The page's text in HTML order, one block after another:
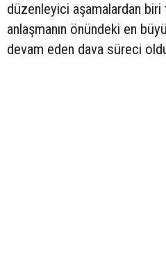
düzenleyici aşamalardan biri
anlaşmanın önündeki en
devam eden dava süreci